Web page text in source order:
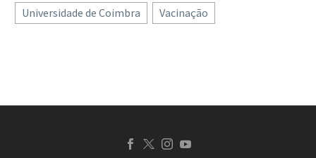
confirmam que 38% da
Universidade de Coimbra
Vacinação